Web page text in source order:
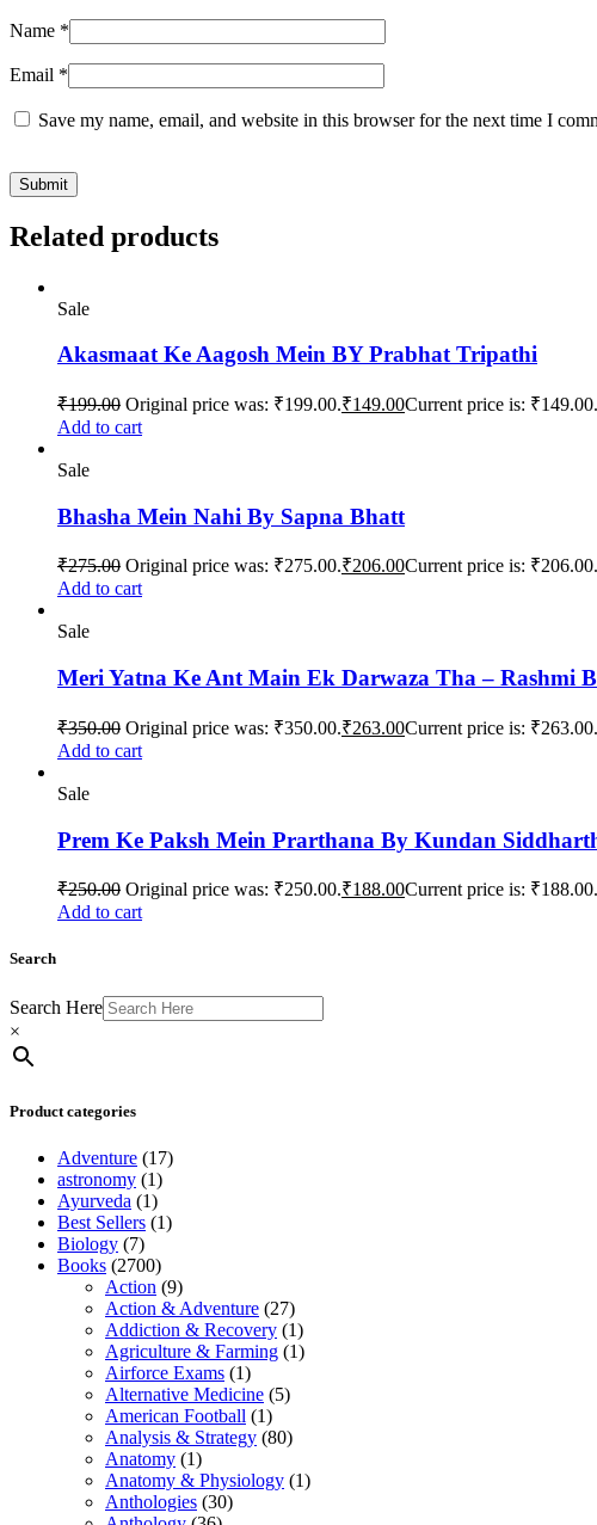
Name *
Email *
Save my name, email, and website in this browser for the next time I
Related products
Sale
Akasmaat Ke Aagosh Mein BY Prabhat Tripathi
₹199.00 Original price was: ₹199.00.₹149.00Current price is: ₹149.00.
Add to cart
Sale
Bhasha Mein Nahi By Sapna Bhatt
₹275.00 Original price was: ₹275.00.₹206.00Current price is: ₹206.00.
Add to cart
Sale
Meri Yatna Ke Ant Main Ek Darwaza Tha – Rashmi
₹350.00 Original price was: ₹350.00.₹263.00Current price is: ₹263.00.
Add to cart
Sale
Prem Ke Paksh Mein Prarthana By Kundan
₹250.00 Original price was: ₹250.00.₹188.00Current price is: ₹188.00.
Add to cart
Search
Search Here
×
Product categories
Adventure (17)
astronomy (1)
Ayurveda (1)
Best Sellers (1)
Biology (7)
Books (2700)
Action (9)
Action & Adventure (27)
Addiction & Recovery (1)
Agriculture & Farming (1)
Airforce Exams (1)
Alternative Medicine (5)
American Football (1)
Analysis & Strategy (80)
Anatomy (1)
Anatomy & Physiology (1)
Anthologies (30)